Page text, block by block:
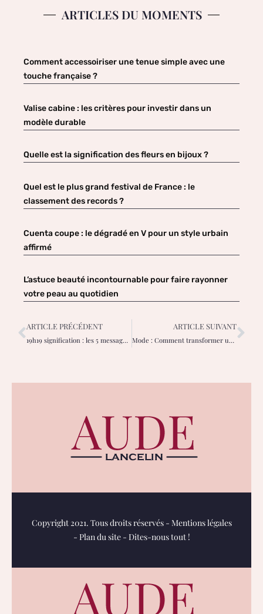
ARTICLES DU MOMENTS
Comment accessoiriser une tenue simple avec une
touche française ?
Valise cabine : les critères pour investir dans un
modèle durable
Quelle est la signification des fleurs en bijoux ?
Quel est le plus grand festival de France : le
classement des records ?
Cuenta coupe : le dégradé en V pour un style urbain
affirmé
L’astuce beauté incontournable pour faire rayonner
votre peau au quotidien
ARTICLE PRÉCÉDENT
19h19 signification : les 5 messages spirituels pour votre réussite personnelle
ARTICLE SUIVANT
Mode : Comment transformer une tenue basique avec des bijoux de créateurs ?
Copyright 2021. Tous droits réservés - Mentions légales
- Plan du site- Dites-nous tout !